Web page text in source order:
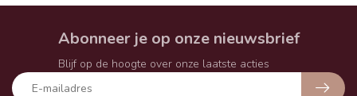
Abonneer je op onze nieuwsbrief
Blijf op de hoogte over onze laatste acties